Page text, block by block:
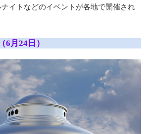
イトなどのイベントが各地で開催され
6月24日）